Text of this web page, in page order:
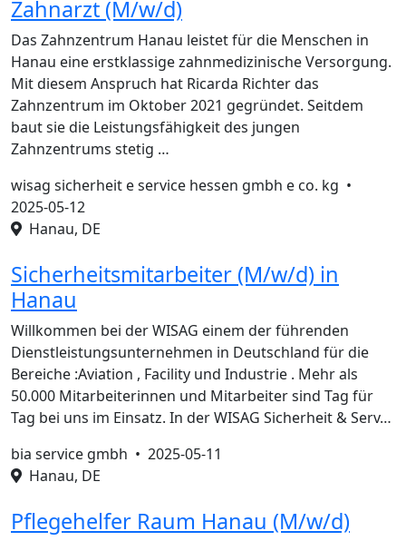
Zahnarzt (M/w/d)
Das Zahnzentrum Hanau leistet für die Menschen in
Hanau eine erstklassige zahnmedizinische Versorgung.
Mit diesem Anspruch hat Ricarda Richter das
Zahnzentrum im Oktober 2021 gegründet. Seitdem
baut sie die Leistungsfähigkeit des jungen
Zahnzentrums stetig …
wisag sicherheit e service hessen gmbh e co. kg •
2025-05-12
Hanau, DE
Sicherheitsmitarbeiter (M/w/d) in
Hanau
Willkommen bei der WISAG einem der führenden
Dienstleistungsunternehmen in Deutschland für die
Bereiche :Aviation , Facility und Industrie . Mehr als
50.000 Mitarbeiterinnen und Mitarbeiter sind Tag für
Tag bei uns im Einsatz. In der WISAG Sicherheit & Serv…
bia service gmbh • 2025-05-11
Hanau, DE
Pflegehelfer Raum Hanau (M/w/d)